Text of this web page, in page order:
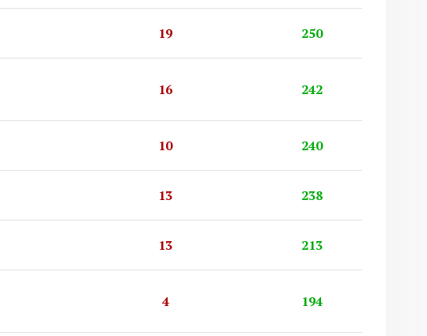
19 250
16 242
10 240
13 238
13 213
4 194